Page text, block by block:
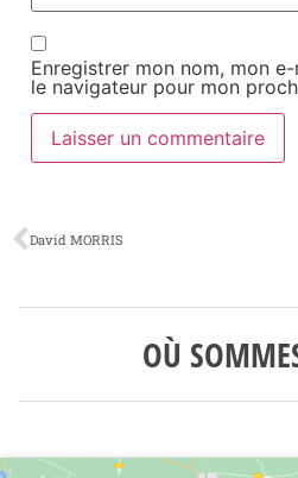
Enregistrer mon nom, mon
le navigateur pour mon
David MORRIS
OÙ